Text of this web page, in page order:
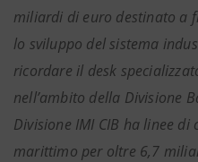
miliardi di euro destinato a
lo sviluppo del sistema
ricordare il desk
nell’ambito della Divisione
Divisione IMI CIB ha linee
marittimo per oltre 6,7